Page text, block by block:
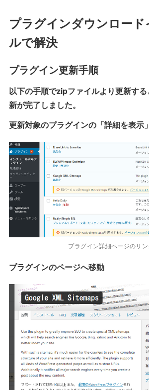
プラグインダウンロー
ルで解決
プラグイン更新手順
以下の手順でzipファイルより更新す
新が完了しました。
更新対象のプラグインの「詳細を表示
プラグイン詳細ページのリン
プラグインのページへ移動